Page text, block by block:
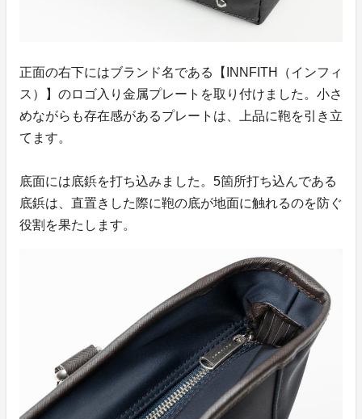
正面の右下にはブランド名である【INNFITH（インフィ
ス）】のロゴ入り金属プレートを取り付けました。小さ
めながらも存在感があるプレートは、上品に鞄を引き立
てます。
底面には底鋲を打ち込みました。5箇所打ち込んである
底鋲は、直置きした際に鞄の底が地面に触れるのを防ぐ
役割を果たします。